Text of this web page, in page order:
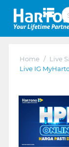
Home / Live
Live IG